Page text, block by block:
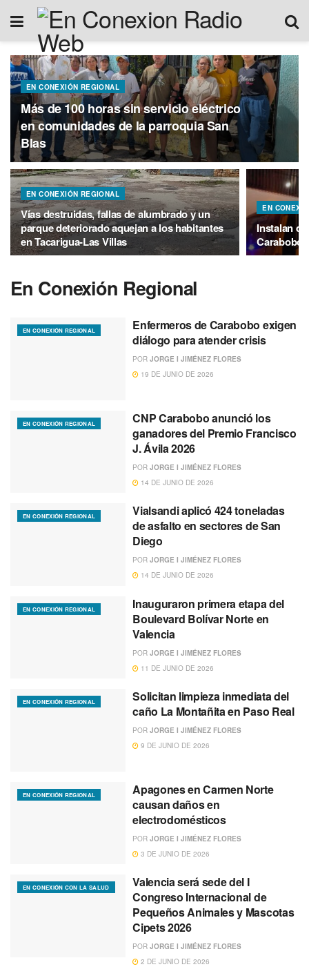
EN CONEXIÓN REGIONAL
Más de 100 horas sin servicio eléctrico
en comunidades de la parroquia San
Blas
EN CONEXIÓN REGIONAL
Vías destruidas, fallas de alumbrado y un
parque deteriorado aquejan a los habitantes
en Tacarigua-Las Villas
EN
Instalan
Carabobo
En Conexión Regional
EN CONEXIÓN REGIONAL
Enfermeros de Carabobo exigen
diálogo para atender crisis
POR JORGE I JIMÉNEZ FLORES
19 DE JUNIO DE 2026
EN CONEXIÓN REGIONAL
CNP Carabobo anunció los
ganadores del Premio Francisco
J. Ávila 2026
POR JORGE I JIMÉNEZ FLORES
14 DE JUNIO DE 2026
EN CONEXIÓN REGIONAL
Vialsandi aplicó 424 toneladas
de asfalto en sectores de San
Diego
POR JORGE I JIMÉNEZ FLORES
14 DE JUNIO DE 2026
EN CONEXIÓN REGIONAL
Inauguraron primera etapa del
Boulevard Bolívar Norte en
Valencia
POR JORGE I JIMÉNEZ FLORES
11 DE JUNIO DE 2026
EN CONEXIÓN REGIONAL
Solicitan limpieza inmediata del
caño La Montañita en Paso Real
POR JORGE I JIMÉNEZ FLORES
9 DE JUNIO DE 2026
EN CONEXIÓN REGIONAL
Apagones en Carmen Norte
causan daños en
electrodomésticos
POR JORGE I JIMÉNEZ FLORES
3 DE JUNIO DE 2026
EN CONEXIÓN CON LA SALUD
Valencia será sede del I
Congreso Internacional de
Pequeños Animales y Mascotas
Cipets 2026
POR JORGE I JIMÉNEZ FLORES
2 DE JUNIO DE 2026